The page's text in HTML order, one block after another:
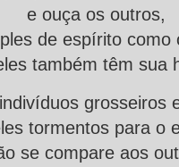
e ouça os outros,
de espírito como
também têm sua
grosseiros
tormentos para o
se compare aos